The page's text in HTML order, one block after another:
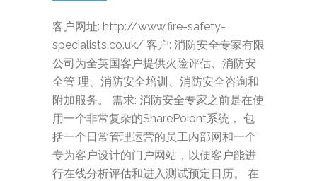
客户网址: http://www.fire-safety-
specialists.co.uk/ 客户: 消防安全专家有限
公司为全英国客户提供火险评估、消防安
全管 理、消防安全培训、消防安全咨询和
附加服务。 需求: 消防安全专家之前是在使
用一个非常复杂的SharePoiont系统， 包
括一个日常管理运营的员工内部网和一个
专为客户设计的门户网站，以便客户能进
行在线分析评估和进入测试预定日历。 在